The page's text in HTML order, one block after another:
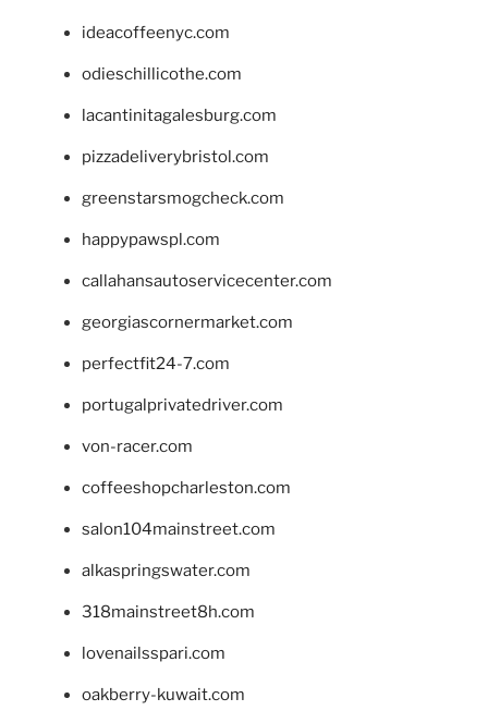
ideacoffeenyc.com
odieschillicothe.com
lacantinitagalesburg.com
pizzadeliverybristol.com
greenstarsmogcheck.com
happypawspl.com
callahansautoservicecenter.com
georgiascornermarket.com
perfectfit24-7.com
portugalprivatedriver.com
von-racer.com
coffeeshopcharleston.com
salon104mainstreet.com
alkaspringswater.com
318mainstreet8h.com
lovenailsspari.com
oakberry-kuwait.com